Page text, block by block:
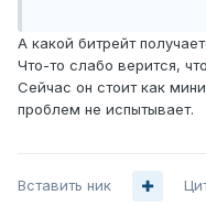
А какой битрейт
Что-то слабо верится,
Сейчас он стоит как
проблем не испытывает.
Вставить ник